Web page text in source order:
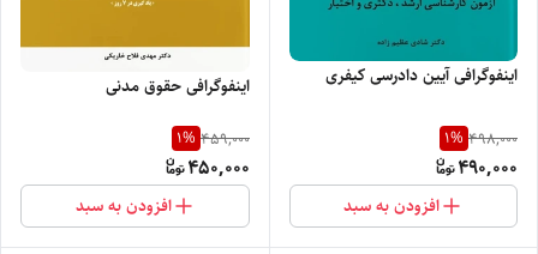
اینفوگرافی آیین دادرسی کیفری
498,000
1%
490,000
افزودن به سبد
اینفوگرافی حقوق مدنی
459,000
1%
450,000
افزودن به سبد